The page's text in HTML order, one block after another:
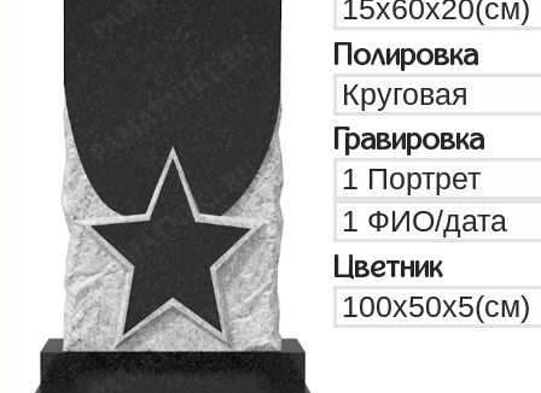
Полировка
Гравировка
Цветник